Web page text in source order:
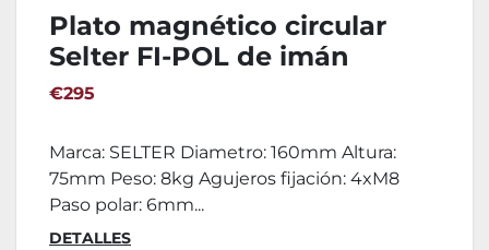
Plato magnético circular
Selter FI-POL de imán
permanente
€295
Marca: SELTER Diametro: 160mm Altura:
75mm Peso: 8kg Agujeros fijación: 4xM8
Paso polar: 6mm...
DETALLES